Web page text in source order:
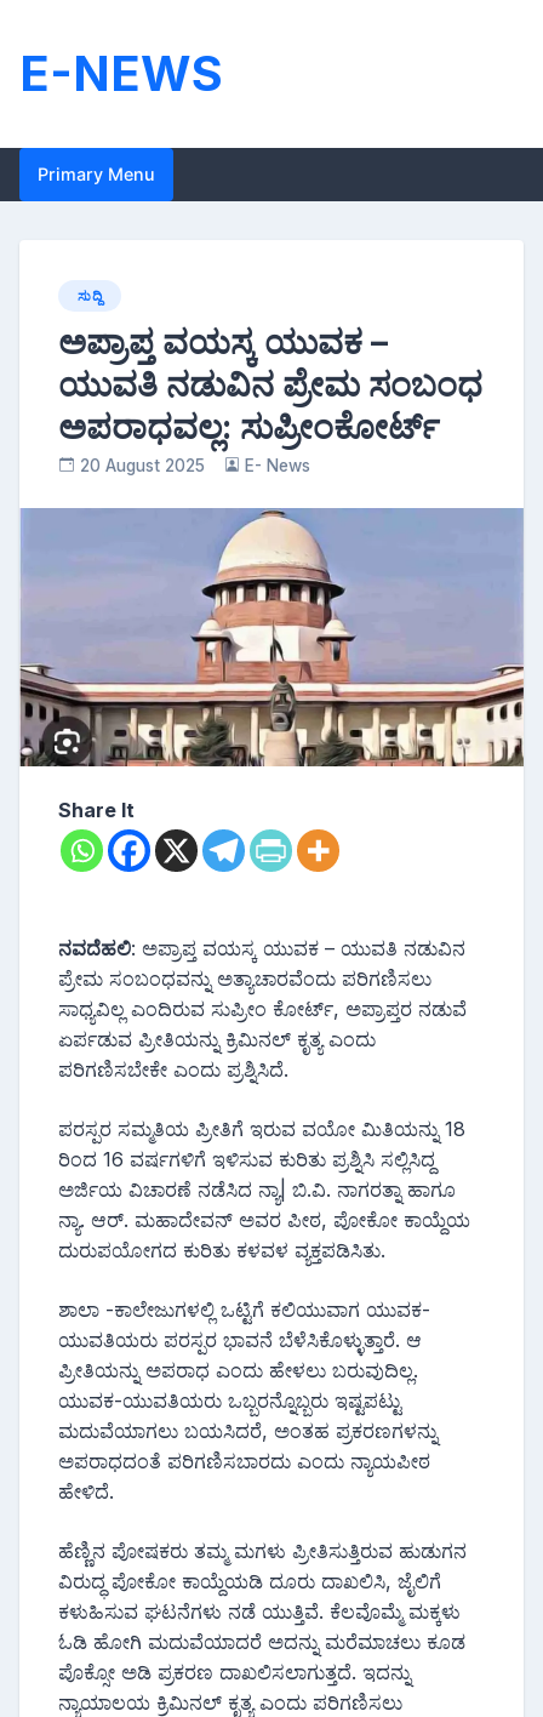
content
E-NEWS
Primary Menu
ಸುದ್ದಿ
ಅಪ್ರಾಪ್ತ ವಯಸ್ಕ ಯುವಕ –
ಯುವತಿ ನಡುವಿನ ಪ್ರೇಮ ಸಂಬಂಧ
ಅಪರಾಧವಲ್ಲ: ಸುಪ್ರೀಂಕೋರ್ಟ್
20 August 2025 E- News
Share It
ನವದೆಹಲಿ: ಅಪ್ರಾಪ್ತ ವಯಸ್ಕ ಯುವಕ – ಯುವತಿ ನಡುವಿನ
ಪ್ರೇಮ ಸಂಬಂಧವನ್ನು ಅತ್ಯಾಚಾರವೆಂದು ಪರಿಗಣಿಸಲು
ಸಾಧ್ಯವಿಲ್ಲ ಎಂದಿರುವ ಸುಪ್ರೀಂ ಕೋರ್ಟ್, ಅಪ್ರಾಪ್ತರ ನಡುವೆ
ಏರ್ಪಡುವ ಪ್ರೀತಿಯನ್ನು ಕ್ರಿಮಿನಲ್ ಕೃತ್ಯ ಎಂದು
ಪರಿಗಣಿಸಬೇಕೇ ಎಂದು ಪ್ರಶ್ನಿಸಿದೆ.
ಪರಸ್ಪರ ಸಮ್ಮತಿಯ ಪ್ರೀತಿಗೆ ಇರುವ ವಯೋ ಮಿತಿಯನ್ನು 18
ರಿಂದ 16 ವರ್ಷಗಳಿಗೆ ಇಳಿಸುವ ಕುರಿತು ಪ್ರಶ್ನಿಸಿ ಸಲ್ಲಿಸಿದ್ದ
ಅರ್ಜಿಯ ವಿಚಾರಣೆ ನಡೆಸಿದ ನ್ಯಾ| ಬಿ.ವಿ. ನಾಗರತ್ನಾ ಹಾಗೂ
ನ್ಯಾ. ಆರ್. ಮಹಾದೇವನ್ ಅವರ ಪೀಠ, ಪೋಕೋ ಕಾಯ್ದೆಯ
ದುರುಪಯೋಗದ ಕುರಿತು ಕಳವಳ ವ್ಯಕ್ತಪಡಿಸಿತು.
ಶಾಲಾ -ಕಾಲೇಜುಗಳಲ್ಲಿ ಒಟ್ಟಿಗೆ ಕಲಿಯುವಾಗ ಯುವಕ-
ಯುವತಿಯರು ಪರಸ್ಪರ ಭಾವನೆ ಬೆಳೆಸಿಕೊಳ್ಳುತ್ತಾರೆ. ಆ
ಪ್ರೀತಿಯನ್ನು ಅಪರಾಧ ಎಂದು ಹೇಳಲು ಬರುವುದಿಲ್ಲ.
ಯುವಕ-ಯುವತಿಯರು ಒಬ್ಬರನ್ನೊಬ್ಬರು ಇಷ್ಟಪಟ್ಟು
ಮದುವೆಯಾಗಲು ಬಯಸಿದರೆ, ಅಂತಹ ಪ್ರಕರಣಗಳನ್ನು
ಅಪರಾಧದಂತೆ ಪರಿಗಣಿಸಬಾರದು ಎಂದು ನ್ಯಾಯಪೀಠ
ಹೇಳಿದೆ.
ಹೆಣ್ಣಿನ ಪೋಷಕರು ತಮ್ಮ ಮಗಳು ಪ್ರೀತಿಸುತ್ತಿರುವ ಹುಡುಗನ
ವಿರುದ್ಧ ಪೋಕೋ ಕಾಯ್ದೆಯಡಿ ದೂರು ದಾಖಲಿಸಿ, ಜೈಲಿಗೆ
ಕಳುಹಿಸುವ ಘಟನೆಗಳು ನಡೆ ಯುತ್ತಿವೆ. ಕೆಲವೊಮ್ಮೆ ಮಕ್ಕಳು
ಓಡಿ ಹೋಗಿ ಮದುವೆಯಾದರೆ ಅದನ್ನು ಮರೆಮಾಚಲು ಕೂಡ
ಪೊಕ್ಸೋ ಅಡಿ ಪ್ರಕರಣ ದಾಖಲಿಸಲಾಗುತ್ತದೆ. ಇದನ್ನು
ನ್ಯಾಯಾಲಯ ಕ್ರಿಮಿನಲ್ ಕೃತ್ಯ ಎಂದು ಪರಿಗಣಿಸಲು